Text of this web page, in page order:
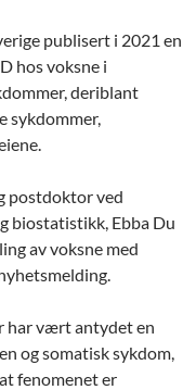
publisert i 2021 en
hos voksne i
deriblant
sykdommer,
postdoktor ved
biostatistikk, Ebba Du
av voksne med
har vært antydet en
og somatisk sykdom,
fenomenet er